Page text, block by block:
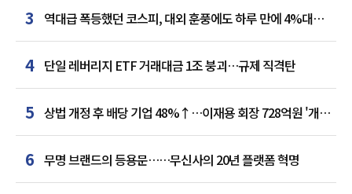
3
역대급 폭등했던 코스피, 대외 훈풍에도 하루 만에 4%대
급락
4 단일 레버리지 ETF 거래대금 1조 붕괴…규제 직격탄
5 상법 개정 후 배당 기업 48%↑…이재용 회장 728억원 '개인
최다'
6 무명 브랜드의 등용문……무신사의 20년 플랫폼 혁명